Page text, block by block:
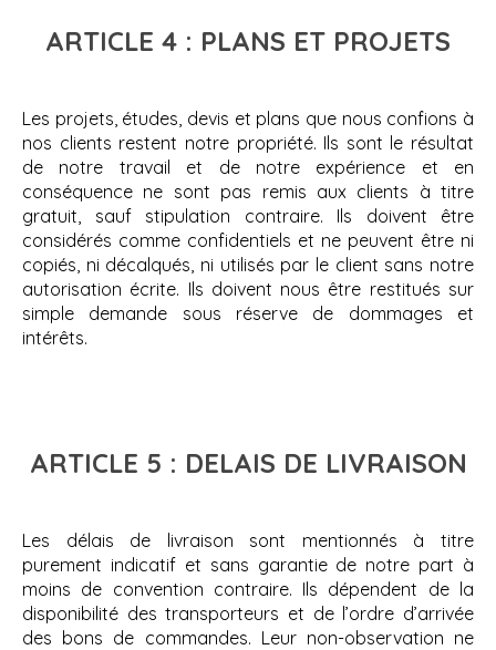
ARTICLE 4 : PLANS ET PROJETS
Les projets, études, devis et plans que nous confions à
nos clients restent notre propriété. Ils sont le résultat
de notre travail et de notre expérience et en
conséquence ne sont pas remis aux clients à titre
gratuit, sauf stipulation contraire. Ils doivent être
considérés comme confidentiels et ne peuvent être ni
copiés, ni décalqués, ni utilisés par le client sans notre
autorisation écrite. Ils doivent nous être restitués sur
simple demande sous réserve de dommages et
intérêts.
ARTICLE 5 : DELAIS DE LIVRAISON
Les délais de livraison sont mentionnés à titre
purement indicatif et sans garantie de notre part à
moins de convention contraire. Ils dépendent de la
disponibilité des transporteurs et de l’ordre d’arrivée
des bons de commandes. Leur non-observation ne